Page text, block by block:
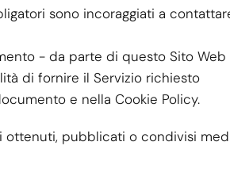
sono incoraggiati a
- da parte di questo Sito Web
di fornire il Servizio richiesto
e nella Cookie Policy.
ottenuti, pubblicati o condivisi